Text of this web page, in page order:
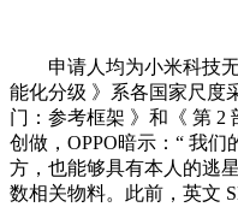
申请人均为小米科技无
能化分级 》系各国家尺度
门：参考框架 》和《 第 2
创做，OPPO暗示：“ 我
方，也能够具有本人的逃
数相关物料。此前，英文